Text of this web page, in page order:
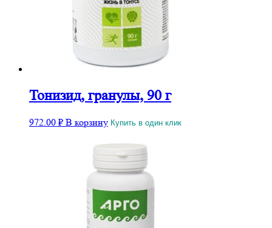
Тонизид, гранулы, 90 г
972.00 ₽ В корзину Купить в один клик